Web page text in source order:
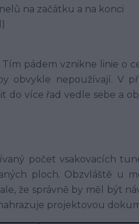
na začátku a na konci
pádem vznikne linie o
obvykle nepoužívají. V
více řad vedle sebe a
počet vsakovacích
ploch. Obzvláště u
že správně by měl být
projektovou